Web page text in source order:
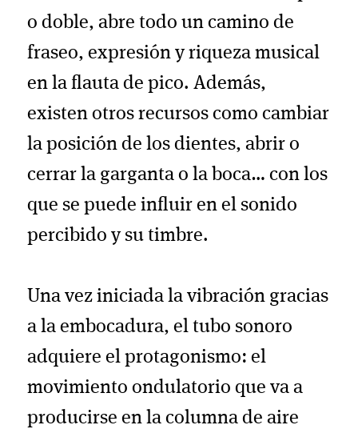
o doble, abre todo un camino de
fraseo, expresión y riqueza musical
en la flauta de pico. Además,
existen otros recursos como cambiar
la posición de los dientes, abrir o
cerrar la garganta o la boca… con los
que se puede influir en el sonido
percibido y su timbre.
Una vez iniciada la vibración gracias
a la embocadura, el tubo sonoro
adquiere el protagonismo: el
movimiento ondulatorio que va a
producirse en la columna de aire